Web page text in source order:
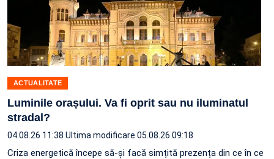
ACTUALITATE
Luminile orașului. Va fi oprit sau nu iluminatul
stradal?
04.08.26 11:38 Ultima modificare 05.08.26 09:18
Criza energetică începe să-și facă simțită prezența din ce în ce